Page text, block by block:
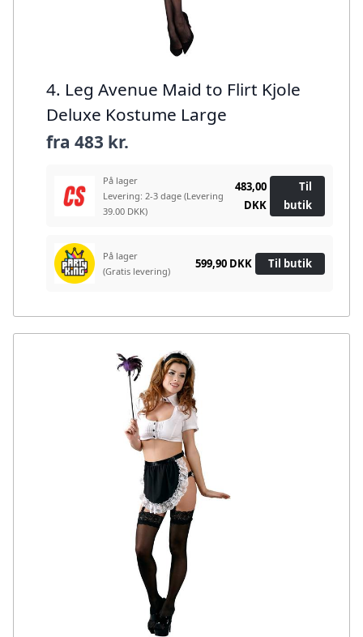
4. Leg Avenue Maid to Flirt Kjole
Deluxe Kostume Large
fra 483 kr.
På lager
Levering: 2-3 dage (Levering
39.00 DKK)
483,00
DKK
Til
butik
På lager
(Gratis levering)
599,90 DKK Til butik